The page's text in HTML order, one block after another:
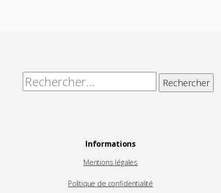
Rechercher :
Informations
Mentions légales
Politique de confidentialité